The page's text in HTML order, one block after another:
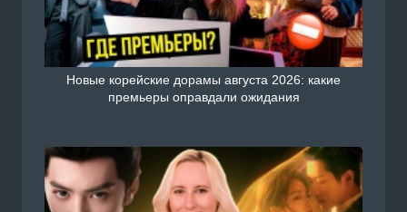
Новые корейские дорамы августа 2026: какие
премьеры оправдали ожидания